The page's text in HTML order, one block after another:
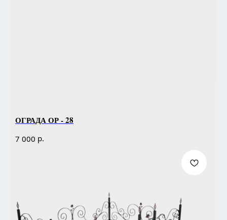
ОГРАДА ОР - 28
7 000 р.